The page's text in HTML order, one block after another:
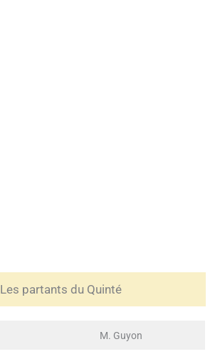
Les partants du Quinté
M. Guyon